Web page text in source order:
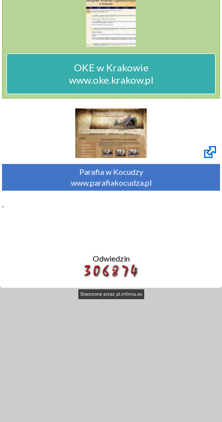
OKE w Krakowie
www.oke.krakow.pl
Parafia w Kocudzy
www.parafiakocudza.pl
.
Odwiedzin
Stworzone przez pl.mfirma.eu